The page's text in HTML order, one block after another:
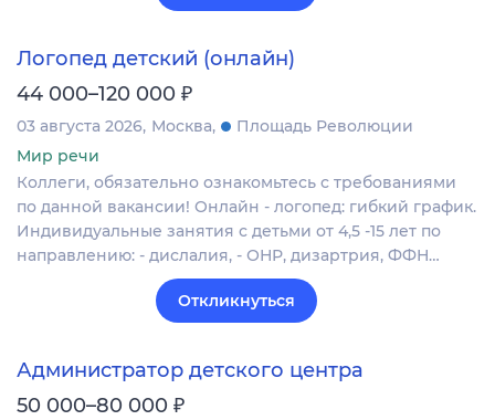
Логопед детский (онлайн)
44 000–120 000 ₽
03 августа 2026 Москва
Площадь Революции
Мир речи
Коллеги, обязательно ознакомьтесь с требованиями
по данной вакансии! Oнлaйн - логoпeд: гибкий гpaфик.
Индивидуальные занятия с детьми от 4,5 -15 лет по
направлению: - дислалия, - ОНР, дизартрия, ФФН…
Откликнуться
Администратор детского центра
50 000–80 000 ₽